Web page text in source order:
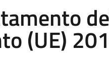
(UE)